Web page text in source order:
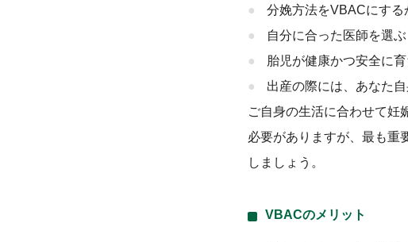
分娩方法をVBACにする
自分に合った医師を選ぶ
胎児が健康かつ安全に
出産の際には、あなた
ご自身の生活に合わせて妊
必要がありますが、最も重
しましょう。
VBACのメリット